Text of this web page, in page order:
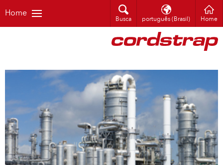
Home
Busca português (Brasil) Home